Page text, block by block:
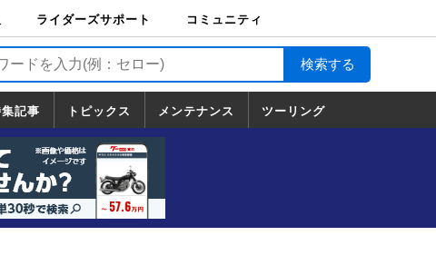
ライダーズサポート
ライダーズサポート
TOP
バイク輸送
バイクガレージライ
フ
バイク車両保険
ロードサービス
バイク試乗
コミュニティ
記事 トピックス
トピックス
一覧
ホンダ
ヤマハ
スズキ
カワサキ
ハーレーダ
ビッドソン
BMW
ドゥカティ
トライアン
フ
メンテナンス ツーリング